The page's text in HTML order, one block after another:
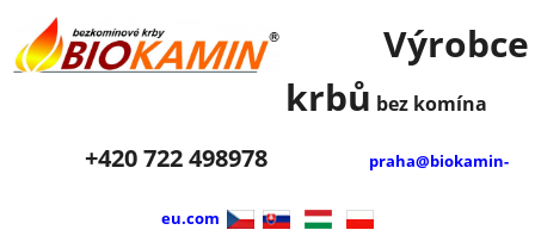
Výrobce
krbů bez komína
+420722 498978 praha@biokamin-
eu.com